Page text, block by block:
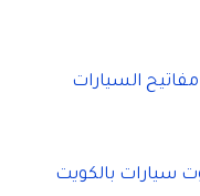
السيارات
سيارات بالكويت